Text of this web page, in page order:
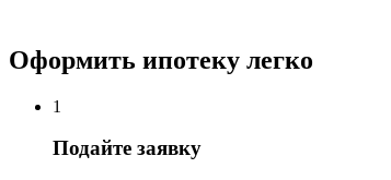
Оформить ипотеку легко
1
Подайте заявку